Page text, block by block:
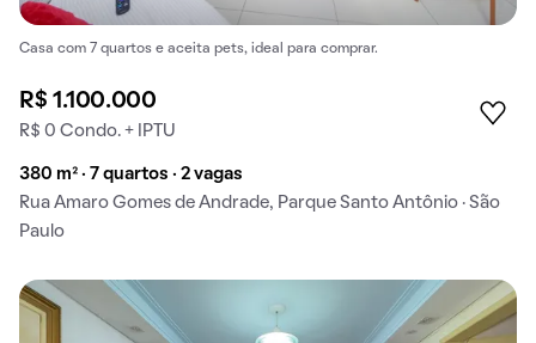
Casa com 7 quartos e aceita pets, ideal para comprar.
R$ 1.100.000
R$ 0 Condo. + IPTU
380 m² · 7 quartos · 2 vagas
Rua Amaro Gomes de Andrade, Parque Santo Antônio · São
Paulo